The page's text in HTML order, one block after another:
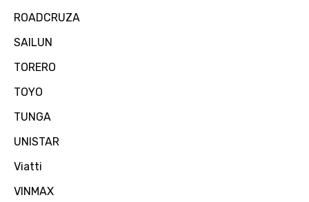
ROADCRUZA
SAILUN
TORERO
TOYO
TUNGA
UNISTAR
Viatti
VINMAX